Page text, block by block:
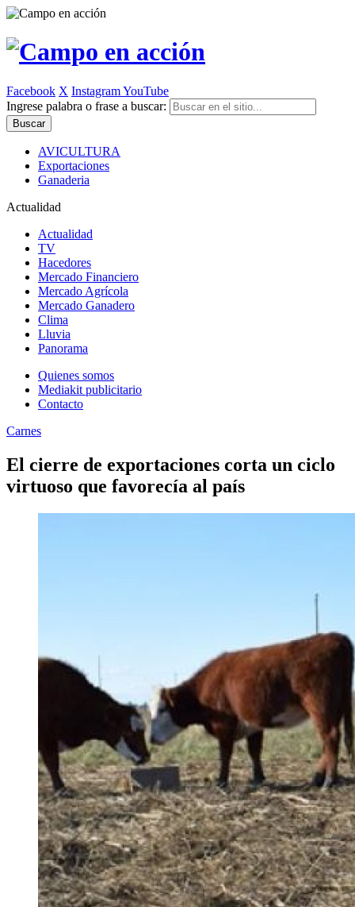
Facebook X InstagramYouTube
Ingrese palabra o frase a buscar:
AVICULTURA
Exportaciones
Ganaderia
Actualidad
Actualidad
TV
Hacedores
Mercado Financiero
Mercado Agrícola
Mercado Ganadero
Clima
Lluvia
Panorama
Quienes somos
Mediakit publicitario
Contacto
Carnes
El cierre de exportaciones corta un ciclo
virtuoso que favorecía al país